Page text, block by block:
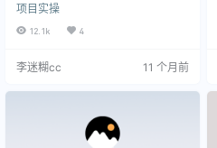
吗？附赠模板
多没写完的草稿，今天抽空给大家
整理一篇。这是去年写的，现在发
前课程满天飞，现在一提到跟课程
不这么认为哈，我自己每年也会花
一部分钱来买课，大部分课质量还
项目实操
12.1k 4
李迷糊cc 11 个月前